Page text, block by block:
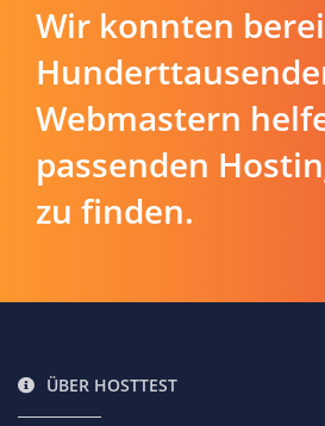
Wir konnten
Webmastern
passenden
zu finden.
ÜBER HOSTTEST